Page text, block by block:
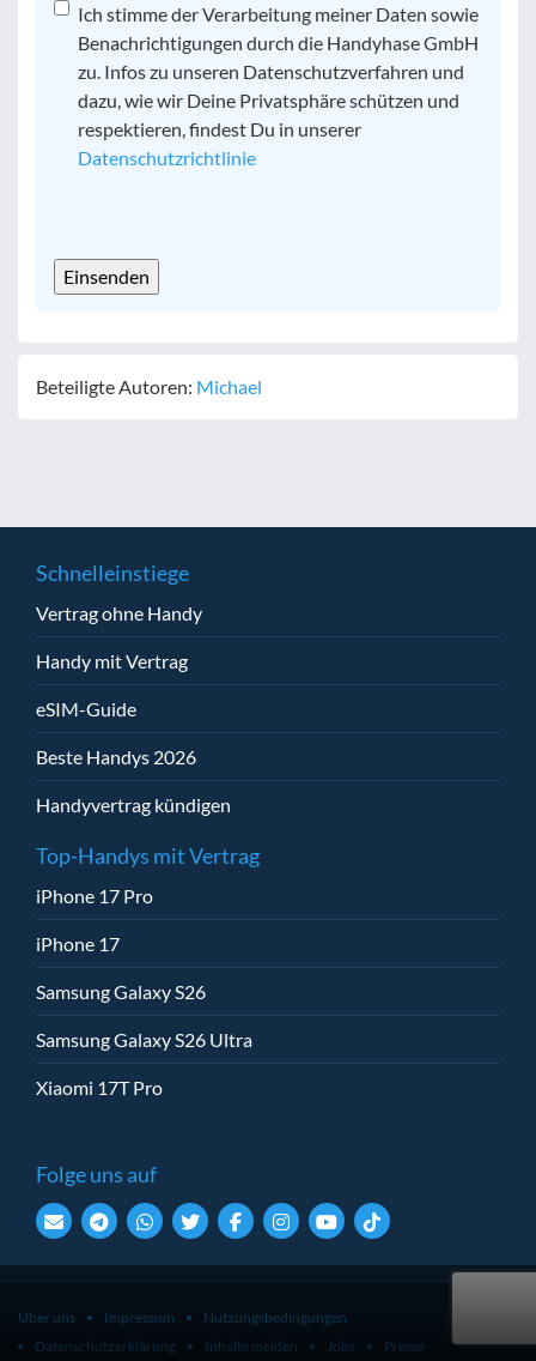
Datenschutz*
Ich stimme der Verarbeitung meiner Daten sowie
Benachrichtigungen durch die Handyhase GmbH
zu. Infos zu unseren Datenschutzverfahren und
dazu, wie wir Deine Privatsphäre schützen und
respektieren, findest Du in unserer
Datenschutzrichtlinie
Beteiligte Autoren: Michael
Schnelleinstiege
Vertrag ohne Handy
Handy mit Vertrag
eSIM-Guide
Beste Handys 2026
Handyvertrag kündigen
Top-Handys mit Vertrag
iPhone 17 Pro
iPhone 17
Samsung Galaxy S26
Samsung Galaxy S26 Ultra
Xiaomi 17T Pro
Folge uns auf
Über uns Impressum
Nutzungsbedingungen
Datenschutzerklärung
Inhalte melden Jobs Presse